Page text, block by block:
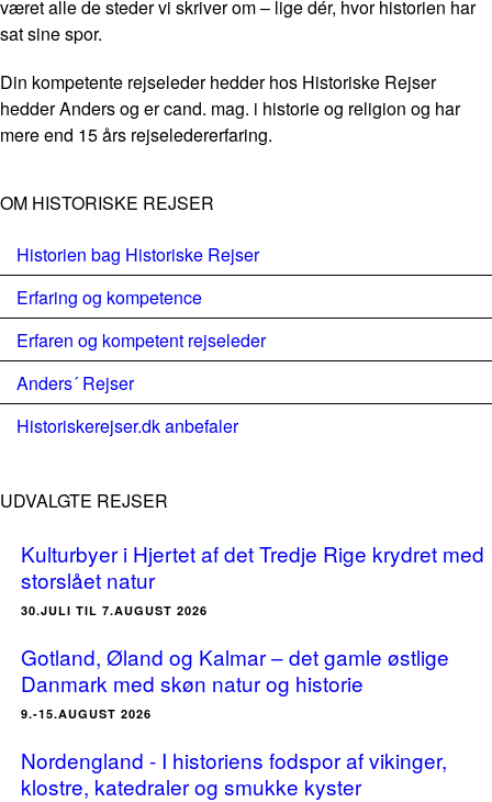
været alle de steder vi skriver om – lige dér, hvor historien har
sat sine spor.
Din kompetente rejseleder hedder hos Historiske Rejser
hedder Anders og er cand. mag. i historie og religion og har
mere end 15 års rejseledererfaring.
OM HISTORISKE REJSER
Historien bag Historiske Rejser
Erfaring og kompetence
Erfaren og kompetent rejseleder
Anders´ Rejser
Historiskerejser.dk anbefaler
UDVALGTE REJSER
Kulturbyer i Hjertet af det Tredje Rige krydret med
storslået natur
30.JULI TIL 7.AUGUST 2026
Gotland, Øland og Kalmar – det gamle østlige
Danmark med skøn natur og historie
9.-15.AUGUST 2026
Nordengland - I historiens fodspor af vikinger,
klostre, katedraler og smukke kyster